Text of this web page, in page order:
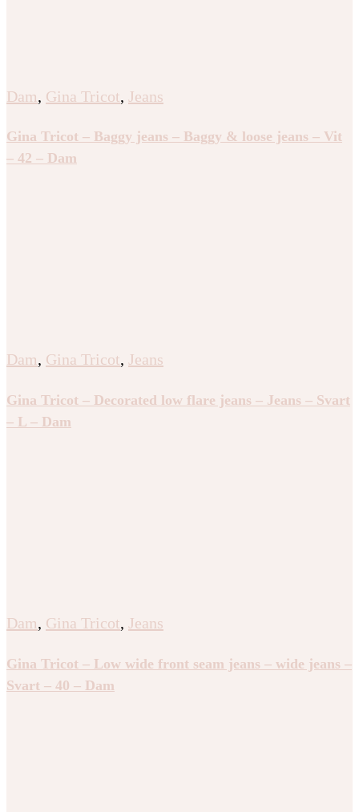
Dam, Gina Tricot, Jeans
Gina Tricot – Baggy jeans – Baggy & loose jeans – Vit
– 42 – Dam
Dam, Gina Tricot, Jeans
Gina Tricot – Decorated low flare jeans – Jeans – Svart
– L – Dam
Dam, Gina Tricot, Jeans
Gina Tricot – Low wide front seam jeans – wide jeans –
Svart – 40 – Dam